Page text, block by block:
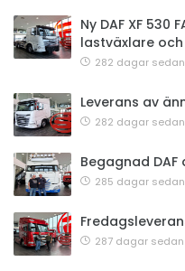
Ny DAF XF 530
lastväxlare
282 dagar sedan
Leverans av
282 dagar sedan
Begagnad
285 dagar sedan
287 dagar sedan